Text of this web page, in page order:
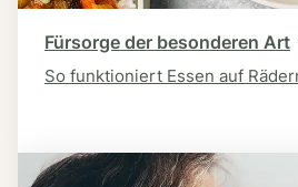
Fürsorge der besonderen Art
So funktioniert Essen auf